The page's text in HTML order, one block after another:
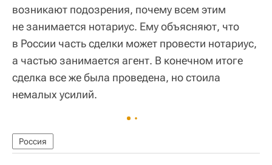
возникают подозрения, почему всем этим
не занимается нотариус. Ему объясняют, что
в России часть сделки может провести нотариус,
а частью занимается агент. В конечном итоге
сделка все же была проведена, но стоила
немалых усилий.
Россия